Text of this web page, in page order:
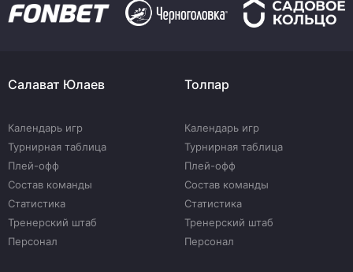
Салават Юлаев
Календарь игр
Турнирная таблица
Плей-офф
Состав команды
Статистика
Тренерский штаб
Персонал
Толпар
Календарь игр
Турнирная таблица
Плей-офф
Состав команды
Статистика
Тренерский штаб
Персонал